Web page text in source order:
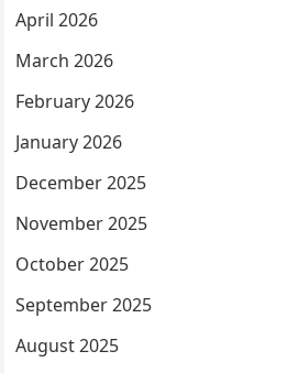
April 2026
March 2026
February 2026
January 2026
December 2025
November 2025
October 2025
September 2025
August 2025